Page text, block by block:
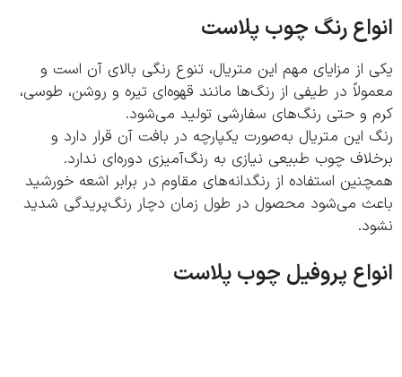
رنگ چوب پلاست
از مزایای مهم این متریال، تنوع رنگی بالای آن است و
در طیفی از رنگ‌ها مانند قهوه‌ای تیره و روشن، طوسی،
و حتی رنگ‌های سفارشی تولید می‌شود.
این متریال به‌صورت یکپارچه در بافت آن قرار دارد و
چوب طبیعی نیازی به رنگ‌آمیزی دوره‌ای ندارد.
استفاده از رنگدانه‌های مقاوم در برابر اشعه خورشید
می‌شود محصول در طول زمان دچار رنگ‌پریدگی شدید
پروفیل چوب پلاست